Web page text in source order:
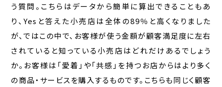
う質問。こちらはデータから簡単に算出できることもあ
り、Yesと答えた小売店は全体の89％と高くなりました
が、ではこの中で、お客様が使う金額が顧客満足度に左右
されていると知っている小売店はどれだけあるでしょう
か。お客様は「愛着」や「共感」を持つお店からはより多く
の商品・サービスを購入するものです。こちらも同じく顧客